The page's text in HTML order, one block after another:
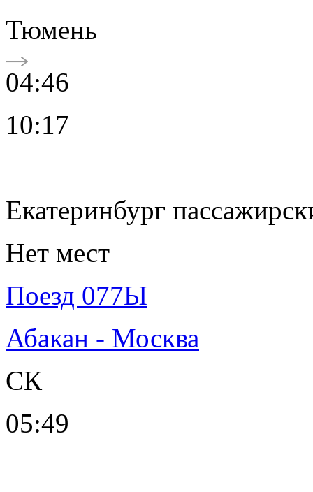
Тюмень
04:46
10:17
Екатеринбург
Нет мест
Поезд 077Ы
Абакан - Москва
СК
05:49